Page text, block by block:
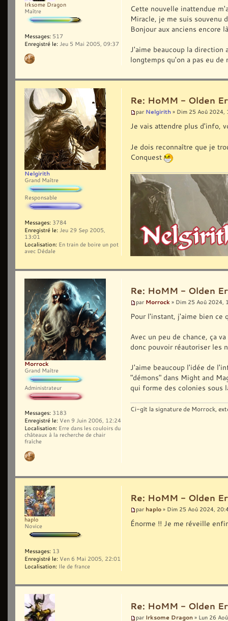
Cette nouvelle inattendue
Miracle, je me suis souvenu
Bonjour aux anciens encore
J'aime beaucoup la
longtemps qu'on a pas eu
Irksome Dragon
Maître
Messages: 517
Enregistré le: Jeu 5 Mai 2005, 09:37
Re: HoMM - Olden
par Nelgirith » Dim 25 Aoû 2024,
Je vais attendre plus d'info,
Je dois reconnaître que je
Conquest
Nelgirith
Grand Maître
Responsable
Messages: 3784
Enregistré le: Jeu 29 Sep 2005,
13:01
Localisation: En train de boire un pot
avec Dédale
Re: HoMM - Olden
par Morrock » Dim 25 Aoû 2024,
Pour l'instant, j'aime bien ce
Avec un peu de chance, ça
donc pouvoir réautoriser les
J'aime beaucoup l'idée de
"démons" dans Might and
qui forme des colonies sous
Ci-gît la signature de Morrock,
Morrock
Grand Maître
Administrateur
Messages: 3183
Enregistré le: Ven 9 Juin 2006, 12:24
Localisation: Erre dans les couloirs du
châteaux à la recherche de chair
fraîche
Re: HoMM - Olden
par haplo » Dim 25 Aoû 2024,
Énorme !! Je me réveille
haplo
Novice
Messages: 13
Enregistré le: Ven 6 Mai 2005, 22:01
Localisation: Ile de france
Re: HoMM - Olden
par Irksome Dragon » Lun 26